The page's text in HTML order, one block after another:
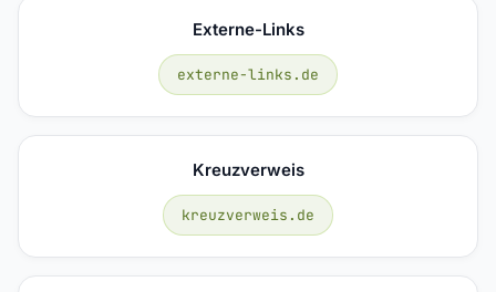
Externe-Links
externe-links.de
Kreuzverweis
kreuzverweis.de